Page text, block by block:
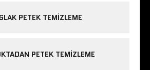
PETEK TEMIZLEME
PETEK TEMIZLEME